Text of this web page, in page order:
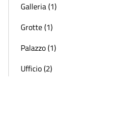
Galleria (1)
Grotte (1)
Palazzo (1)
Ufficio (2)